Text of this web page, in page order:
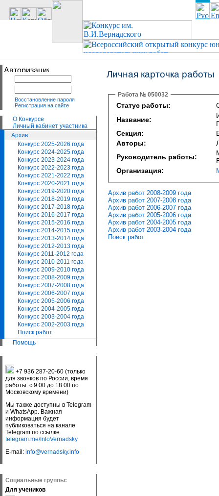
Восстановление пароля
Регистрация на сайте
О Конкурсе
Личный кабинет участника
Архив
Конкурс 2025-2026 года
Конкурс 2024-2025 года
Конкурс 2023-2024 года
Конкурс 2022-2023 года
Конкурс 2021-2022 года
Конкурс 2020-2021 года
Конкурс 2019-2020 года
Конкурс 2018-2019 года
Конкурс 2017-2018 года
Конкурс 2016-2017 года
Конкурс 2015-2016 года
Конкурс 2014-2015 года
Конкурс 2013-2014 года
Конкурс 2012-2013 года
Конкурс 2011-2012 года
Конкурс 2010-2011 года
Конкурс 2009-2010 года
Конкурс 2008-2009 года
Конкурс 2007-2008 года
Конкурс 2006-2007 года
Конкурс 2005-2006 года
Конкурс 2004-2005 года
Конкурс 2003-2004 года
Конкурс 2002-2003 года
Поиск работ
Помощь
+7 936 287-20-60 (только
для звонков по России, время
работы: с 9.00 до 18.00 по
Московскому времени)
Мы также доступны в Telegram
и WhatsApp. Важная
информация будет
публиковаться на канале
Telegram по ссылке
telegram.me/InfoVernadsky
E-mail: info@vernadsky.info
Социальные группы:
Для учеников
Личная карточка работы
Работа № 050032
Статус работы:
Название:
Секция:
Авторы:
Руководитель работы:
Организация:
Архив работ 2008-2009 года
Архив работ 2007-2008 года
Архив работ 2006-2007 года
Архив работ 2005-2006 года
Архив работ 2004-2005 года
Архив работ 2003-2004 года
Поиск работ